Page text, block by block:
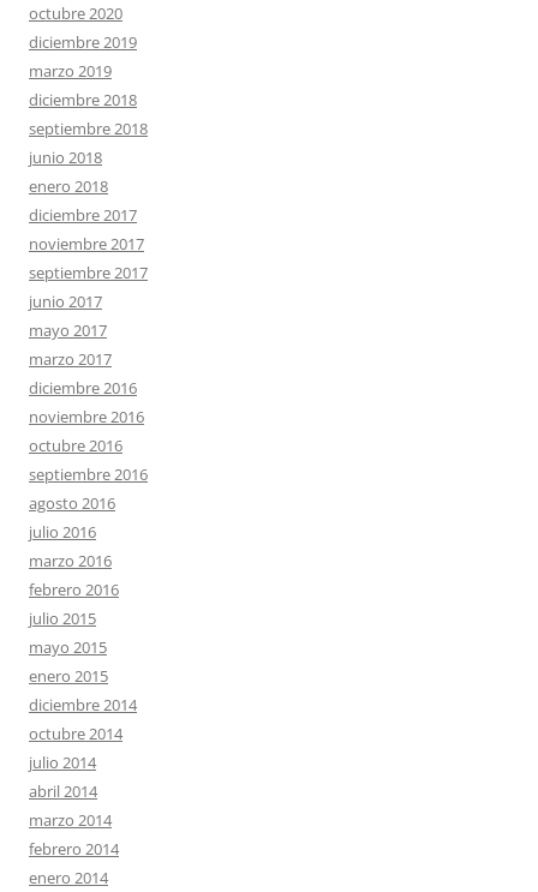
octubre 2020
diciembre 2019
marzo 2019
diciembre 2018
septiembre 2018
junio 2018
enero 2018
diciembre 2017
noviembre 2017
septiembre 2017
junio 2017
mayo 2017
marzo 2017
diciembre 2016
noviembre 2016
octubre 2016
septiembre 2016
agosto 2016
julio 2016
marzo 2016
febrero 2016
julio 2015
mayo 2015
enero 2015
diciembre 2014
octubre 2014
julio 2014
abril 2014
marzo 2014
febrero 2014
enero 2014